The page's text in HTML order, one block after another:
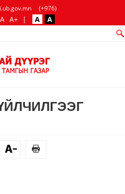
(+976)
A A+ | A A